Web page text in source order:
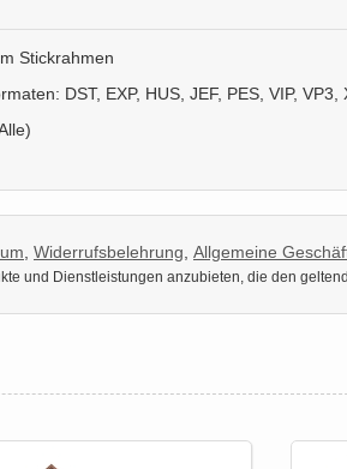
Stickrahmen
DST, EXP, HUS, JEF, PES, VIP, VP3,
Widerrufsbelehrung Allgemeine
und Dienstleistungen anzubieten, die den